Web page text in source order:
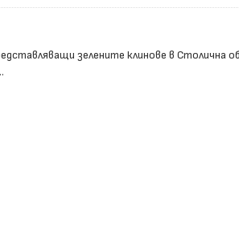
зелените клинове в Столична